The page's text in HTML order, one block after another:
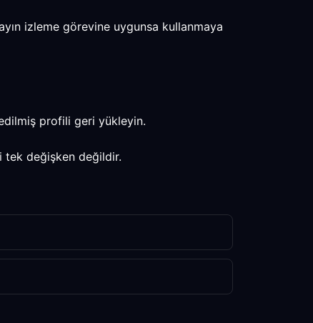
izleme görevine uygunsa kullanmaya
profili geri yükleyin.
tek değişken değildir.